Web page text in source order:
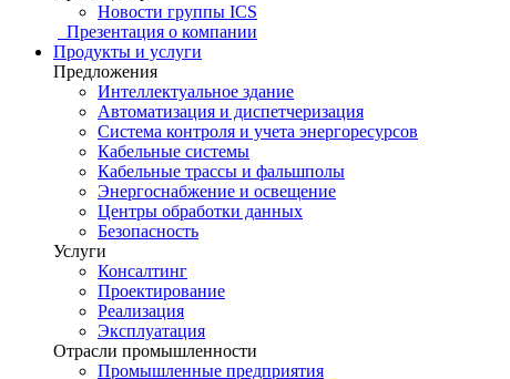
Новости группы ICS
Презентация о компании
Продукты и услуги
Предложения
Интеллектуальное здание
Автоматизация и диспетчеризация
Система контроля и учета энергоресурсов
Кабельные системы
Кабельные трассы и фальшполы
Энергоснабжение и освещение
Центры обработки данных
Безопасность
Услуги
Консалтинг
Проектирование
Реализация
Эксплуатация
Отрасли промышленности
Промышленные предприятия